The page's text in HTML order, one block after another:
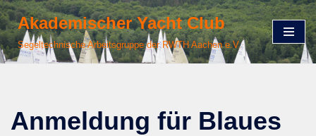
Zum
Inhalt
Akademischer Yacht Club
Segeltechnische Arbeitsgruppe der RWTH Aachen e.V.
Anmeldung für Blaues